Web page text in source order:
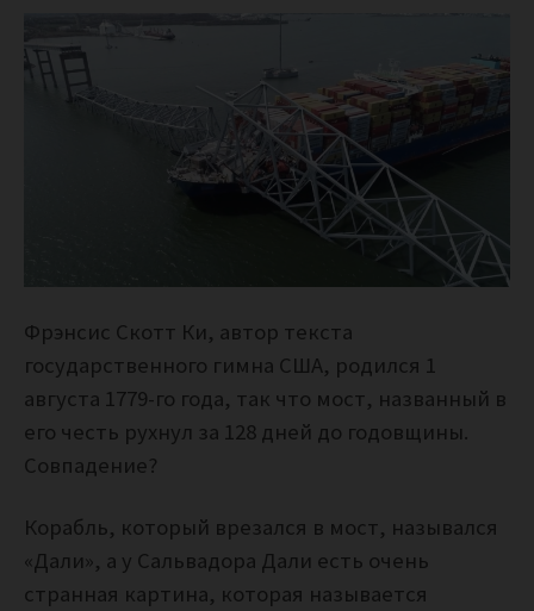
Фрэнсис Скотт Ки, автор текста
государственного гимна США, родился 1
августа 1779-го года, так что мост, названный в
его честь рухнул за 128 дней до годовщины.
Совпадение?
Корабль, который врезался в мост, назывался
«Дали», а у Сальвадора Дали есть очень
странная картина, которая называется